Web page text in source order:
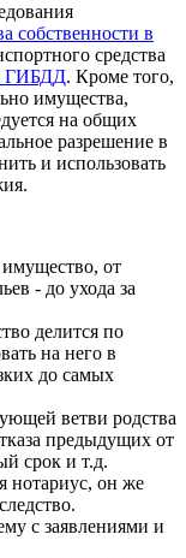
собственности в
средства
ГИБДД. Кроме того,
имущества,
на общих
разрешение в
и использовать
от
- до ухода за
делится по
на него в
до самых
ветви родства
предыдущих от
срок и т.д.
нотариус, он же
с заявлениями и